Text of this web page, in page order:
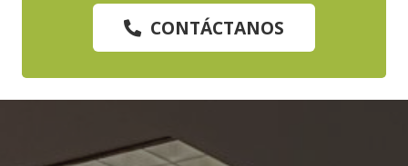
CONTÁCTANOS